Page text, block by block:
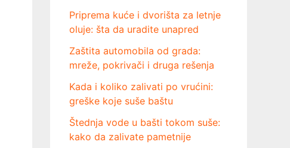
Priprema kuće i dvorišta za letnje
oluje: šta da uradite unapred
Zaštita automobila od grada:
mreže, pokrivači i druga rešenja
Kada i koliko zalivati po vrućini:
greške koje suše baštu
Štednja vode u bašti tokom suše:
kako da zalivate pametnije